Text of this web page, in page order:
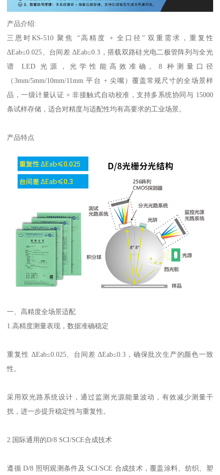
产品介绍:
三恩时 KS-510 聚焦 “高精度+ 全口径” 双重需求，重复性
ΔEab≤0.025、台间差 ΔEab≤0.3 ，搭载双路硅光电二极管阵列与全光
谱LED光源，光学性能高效准确。 8 种测量口径
（3mm/5mm/10mm/11mm平台 + 尖嘴）覆盖常规尺寸的全场景样
品，一级计量认证 +非接触式自动校准，支持多系统协同与 15000
条试样存储，适合对精度与适配性均有高要求的工业场景。
产品特点
一、高精度全场景适配
1. 高精度测量表现，数据准确稳定
重复性 ΔEab≤0.025、台间差 ΔEab≤0.3 ，确保批次生产的颜色一致
性。
采用双光路系统设计，通过监测光源能量波动，有效减少测量干
扰，进一步提升稳定性与重复性。
2. 国际通用的D/8 SCI/SCE合成技术
遵循 D/8 照明观测条件及 SCI/SCE 合成技术，覆盖涂料、纺织、塑